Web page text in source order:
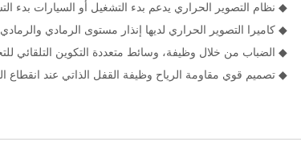
◆ نظام التصوير الحراري يدعم بدء التشغيل أو السيارات بدء
◆ كاميرا التصوير الحراري لديها إنذار مستوى الرمادي
◆ الضباب من خلال وظيفة، وسائط متعددة التكوين التلقائي
◆ تصميم قوي مقاومة الرياح وظيفة القفل الذاتي عند انقطاع